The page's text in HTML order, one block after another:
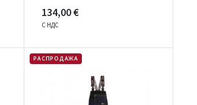
134,00 €
С НДС
РАСПРОДАЖА